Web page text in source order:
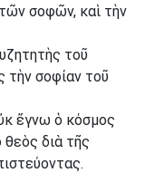
σοφῶν, καὶ τὴν
τοῦ
τὴν σοφίαν τοῦ
ἔγνω ὁ κόσμος
θεὸς διὰ τῆς